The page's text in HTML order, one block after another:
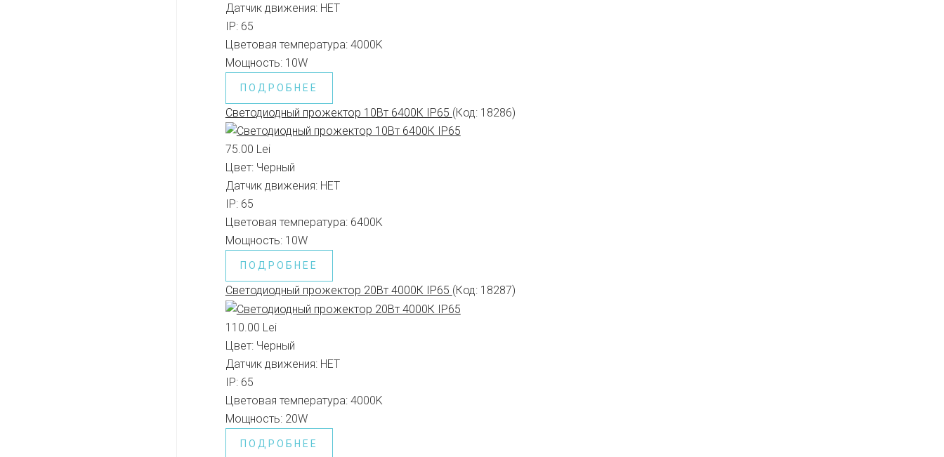
Датчик движения: НЕТ
IP: 65
Цветовая температура: 4000K
Мощность: 10W
ПОДРОБНЕЕ
Светодиодный прожектор 10Вт 6400К IP65 (Код: 18286)
75.00 Lei
Цвет: Черный
Датчик движения: НЕТ
IP: 65
Цветовая температура: 6400K
Мощность: 10W
ПОДРОБНЕЕ
Светодиодный прожектор 20Вт 4000К IP65 (Код: 18287)
110.00 Lei
Цвет: Черный
Датчик движения: НЕТ
IP: 65
Цветовая температура: 4000K
Мощность: 20W
ПОДРОБНЕЕ